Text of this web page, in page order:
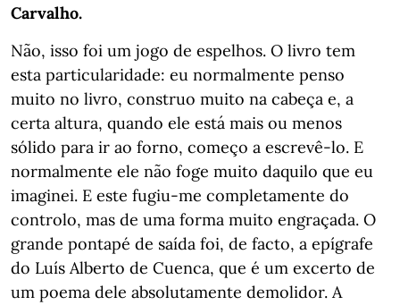
Carvalho.
Não, isso foi um jogo de espelhos. O livro tem
esta particularidade: eu normalmente penso
muito no livro, construo muito na cabeça e, a
certa altura, quando ele está mais ou menos
sólido para ir ao forno, começo a escrevê-lo. E
normalmente ele não foge muito daquilo que eu
imaginei. E este fugiu-me completamente do
controlo, mas de uma forma muito engraçada. O
grande pontapé de saída foi, de facto, a epígrafe
do Luís Alberto de Cuenca, que é um excerto de
um poema dele absolutamente demolidor. A